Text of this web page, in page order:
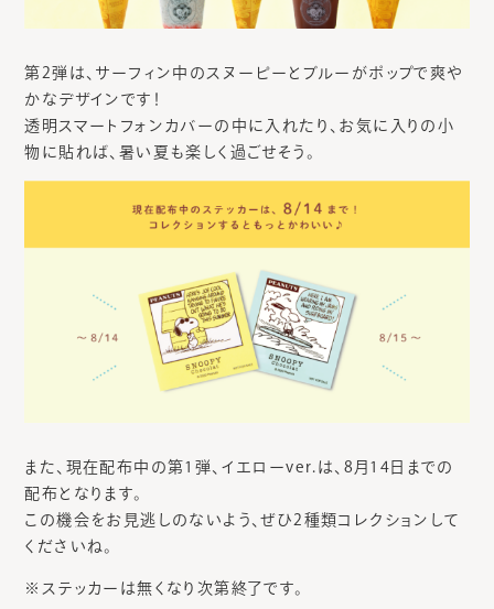
第2弾は、サーフィン中のスヌーピーとブルーがポップで爽や
かなデザインです！
透明スマートフォンカバーの中に入れたり、お気に入りの小
物に貼れば、暑い夏も楽しく過ごせそう。
また、現在配布中の第1弾、イエローver.は、8月14日までの
配布となります。
この機会をお見逃しのないよう、ぜひ2種類コレクションして
くださいね。
※ステッカーは無くなり次第終了です。